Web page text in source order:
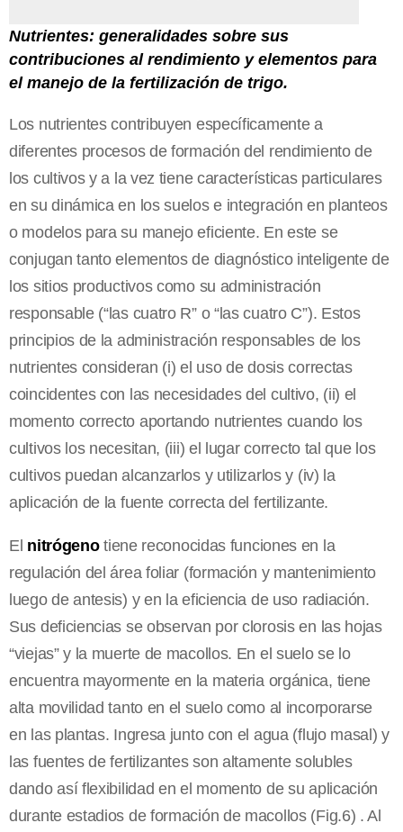
Nutrientes: generalidades sobre sus
contribuciones al rendimiento y elementos para
el manejo de la fertilización de trigo.
Los nutrientes contribuyen específicamente a
diferentes procesos de formación del rendimiento de
los cultivos y a la vez tiene características particulares
en su dinámica en los suelos e integración en planteos
o modelos para su manejo eficiente. En este se
conjugan tanto elementos de diagnóstico inteligente de
los sitios productivos como su administración
responsable (“las cuatro R” o “las cuatro C”). Estos
principios de la administración responsables de los
nutrientes consideran (i) el uso de dosis correctas
coincidentes con las necesidades del cultivo, (ii) el
momento correcto aportando nutrientes cuando los
cultivos los necesitan, (iii) el lugar correcto tal que los
cultivos puedan alcanzarlos y utilizarlos y (iv) la
aplicación de la fuente correcta del fertilizante.
El nitrógenotiene reconocidas funciones en la
regulación del área foliar (formación y mantenimiento
luego de antesis) y en la eficiencia de uso radiación.
Sus deficiencias se observan por clorosis en las hojas
“viejas” y la muerte de macollos. En el suelo se lo
encuentra mayormente en la materia orgánica, tiene
alta movilidad tanto en el suelo como al incorporarse
en las plantas. Ingresa junto con el agua (flujo masal) y
las fuentes de fertilizantes son altamente solubles
dando así flexibilidad en el momento de su aplicación
durante estadios de formación de macollos (Fig.6) . Al